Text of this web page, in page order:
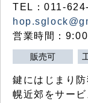
TEL：011-
営業時間：
販売可
鍵にはじまり
幌近郊をサー